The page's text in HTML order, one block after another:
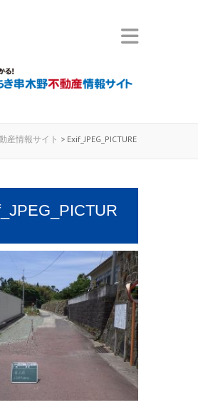
産情報サイト > Exif_JPEG_PICTURE